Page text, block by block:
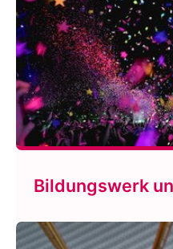
Bildungswerk